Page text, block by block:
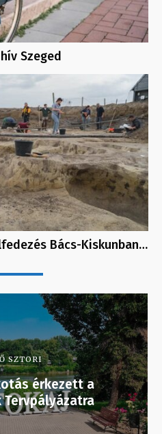
Szeged
Bács-Kiskunban…
SZTORI
érkezett a
Tervpályázatra